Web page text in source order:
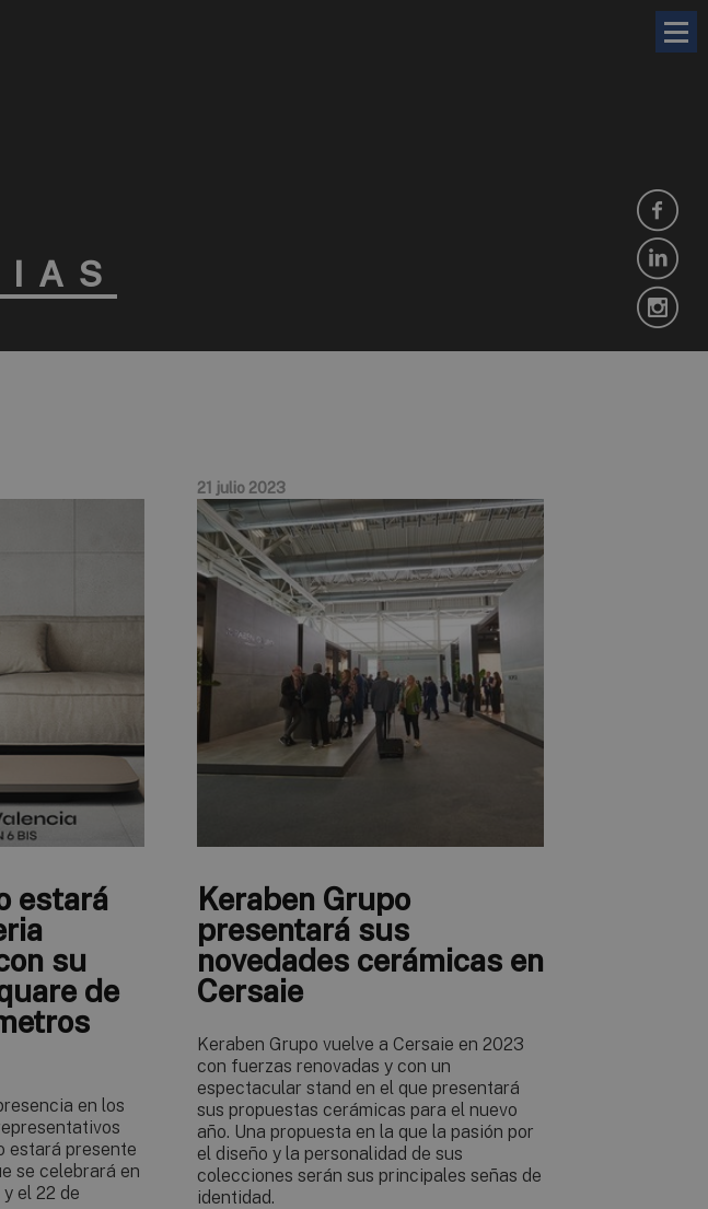
estará
su
de
en los
estará presente
se celebrará en
el 22 de
21 julio 2023
Keraben Grupo
presentará sus
novedades cerámicas en
Cersaie
Keraben Grupo vuelve a Cersaie en 2023
con fuerzas renovadas y con un
espectacular stand en el que presentará
sus propuestas cerámicas para el nuevo
año. Una propuesta en la que la pasión por
el diseño y la personalidad de sus
colecciones serán sus principales señas de
identidad.